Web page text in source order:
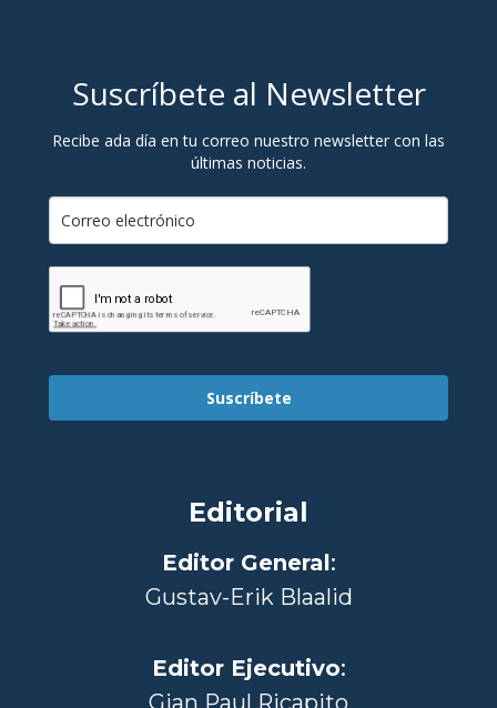
Suscríbete al Newsletter
Recibe ada día en tu correo nuestro newsletter con las
últimas noticias.
Suscríbete
Editorial
Editor General:
Gustav-Erik Blaalid
Editor Ejecutivo:
Gian Paul Ricapito